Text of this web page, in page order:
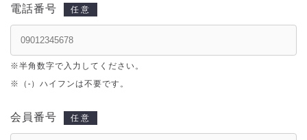
電話番号 任意
※半角数字で入力してください。
※
（-）ハイフンは不要です。
会員番号 任意